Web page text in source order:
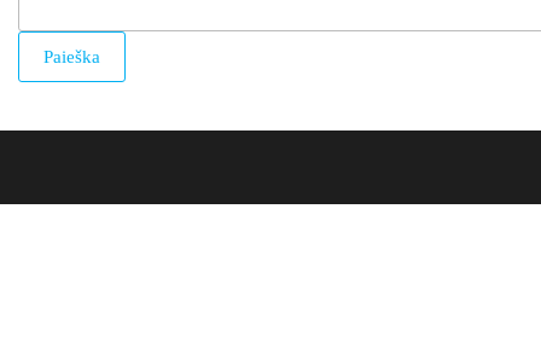
Paieška